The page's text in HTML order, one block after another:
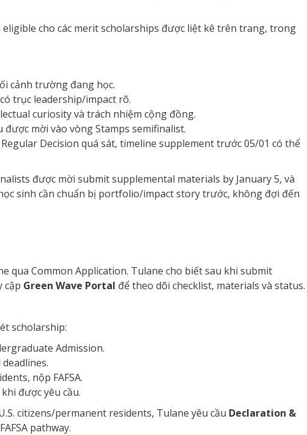
cho các merit scholarships được liệt kê trên trang, trong
cảnh trường đang học.
trục leadership/impact rõ.
curiosity và trách nhiệm cộng đồng.
mời vào vòng Stamps semifinalist.
Decision quá sát, timeline supplement trước 05/01 có thể
được mời submit supplemental materials by January 5, và
sinh cần chuẩn bị portfolio/impact story trước, không đợi đến
qua Common Application. Tulane cho biết sau khi submit
cập Green Wave Portal để theo dõi checklist, materials và status.
scholarship:
Admission.
nộp FAFSA.
được yêu cầu.
citizens/permanent residents, Tulane yêu cầu Declaration &
pathway.